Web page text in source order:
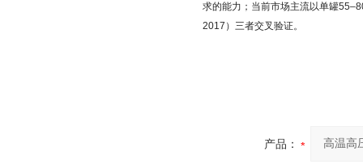
求的能力；当前市场主流以单罐
2017）三者交叉验证。
产品：